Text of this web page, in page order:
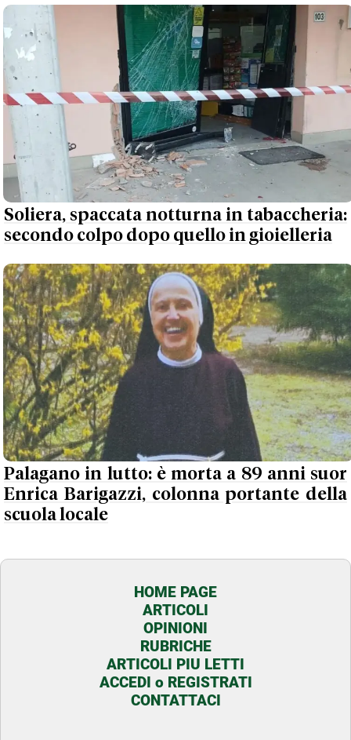
Soliera, spaccata notturna in tabaccheria:
secondo colpo dopo quello in gioielleria
Palagano in lutto: è morta a 89 anni suor
Enrica Barigazzi, colonna portante della
scuola locale
HOME PAGE
ARTICOLI
OPINIONI
RUBRICHE
ARTICOLI PIU LETTI
ACCEDI o REGISTRATI
CONTATTACI